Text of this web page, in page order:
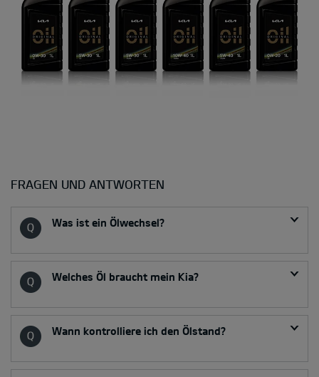
FRAGEN UND ANTWORTEN
Was ist ein Ölwechsel?
Welches Öl braucht mein Kia?
Wann kontrolliere ich den Ölstand?